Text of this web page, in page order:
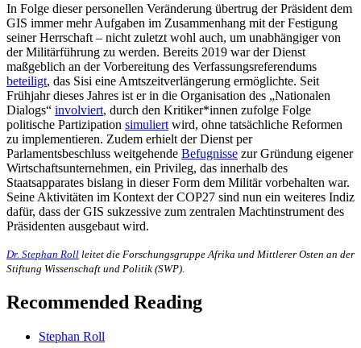
In Folge dieser personellen Veränderung übertrug der Präsident dem
GIS immer mehr Aufgaben im Zusammenhang mit der Festigung
seiner Herrschaft – nicht zuletzt wohl auch, um unabhängiger von
der Militärführung zu werden. Bereits 2019 war der Dienst
maßgeblich an der Vorbereitung des Verfassungsreferendums
beteiligt, das Sisi eine Amtszeitverlängerung ermöglichte. Seit
Frühjahr dieses Jahres ist er in die Organisation des „Nationalen
Dialogs“ involviert, durch den Kritiker*innen zufolge Folge
politische Partizipation simuliert wird, ohne tatsächliche Reformen
zu implementieren. Zudem erhielt der Dienst per
Parlamentsbeschluss weitgehende Befugnisse zur Gründung eigener
Wirtschaftsunternehmen, ein Privileg, das innerhalb des
Staatsapparates bislang in dieser Form dem Militär vorbehalten war.
Seine Aktivitäten im Kontext der COP27 sind nun ein weiteres Indiz
dafür, dass der GIS sukzessive zum zentralen Machtinstrument des
Präsidenten ausgebaut wird.
Dr. Stephan Roll leitet die Forschungsgruppe Afrika und Mittlerer Osten an der
Stiftung Wissenschaft und Politik (SWP).
Recommended Reading
Stephan Roll